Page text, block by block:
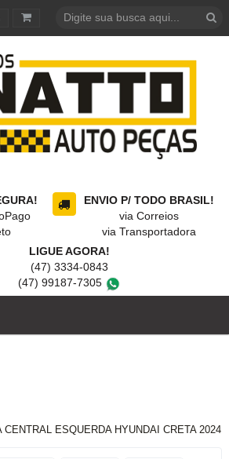
ENVIO P/ TODO BRASIL!
via Correios
via Transportadora
LIGUE AGORA!
(47) 3334-0843
(47) 99187-7305
ESQUERDA HYUNDAI CRETA 2024